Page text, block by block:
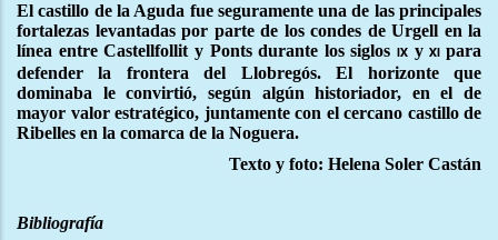
El castillo de la Aguda fue seguramente una de las principales
fortalezas levantadas por parte de los condes de Urgell en la
línea entre Castellfollit y Ponts durante los siglosix yxipara
defender la frontera del Llobregós. El horizonte que
dominaba le convirtió, según algún historiador, en el de
mayor valor estratégico, juntamente con el cercano castillo de
Ribelles en la comarca de la Noguera.
Texto y foto: Helena Soler Castán
Bibliografía